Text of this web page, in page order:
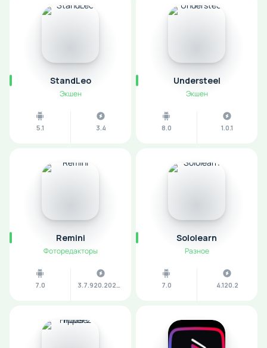
StandLeo
Экшен
5.1 3.4
Understeel
Экшен
8.0 1.0.1
Remini
Фоторедакторы
7.0 3.7.920.202504426
Sololearn
Разное
7.0 4.120.2